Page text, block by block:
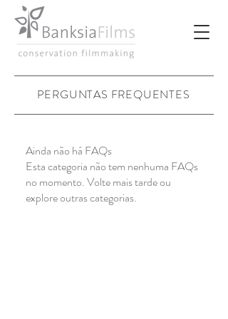
PERGUNTAS FREQUENTES
Ainda não há FAQs
Esta categoria não tem nenhuma FAQs
no momento. Volte mais tarde ou
explore outras categorias.